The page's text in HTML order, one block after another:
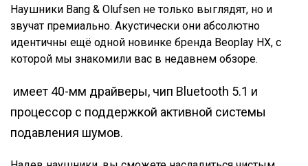
Наушники Bang & Olufsen не только выглядят, но и
звучат премиально. Акустически они абсолютно
идентичны ещё одной новинке бренда Beoplay HX, с
которой мы знакомили вас в недавнем обзоре.
имеет 40-мм драйверы, чип Bluetooth 5.1 и
процессор с поддержкой активной системы
подавления шумов.